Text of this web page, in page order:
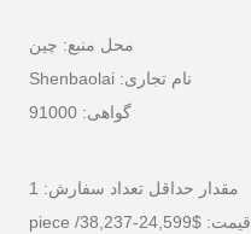
محل منبع: چین
نام تجاری: Shenbaolai
گواهی: 91000
مقدار حداقل تعداد سفارش: 1
قیمت: $24,599-38,237/ piece